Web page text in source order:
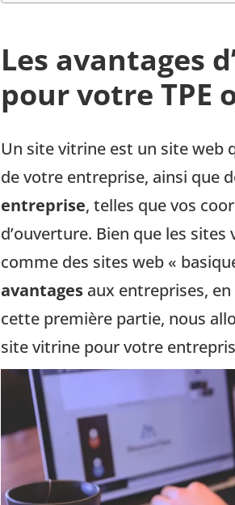
Les avantages
pour votre TPE
Un site vitrine est un site web
de votre entreprise, ainsi que
entreprise, telles que vos
d’ouverture. Bien que les
comme des sites web «
avantagesaux entreprises, en
cette première partie, nous
site vitrine pour votre